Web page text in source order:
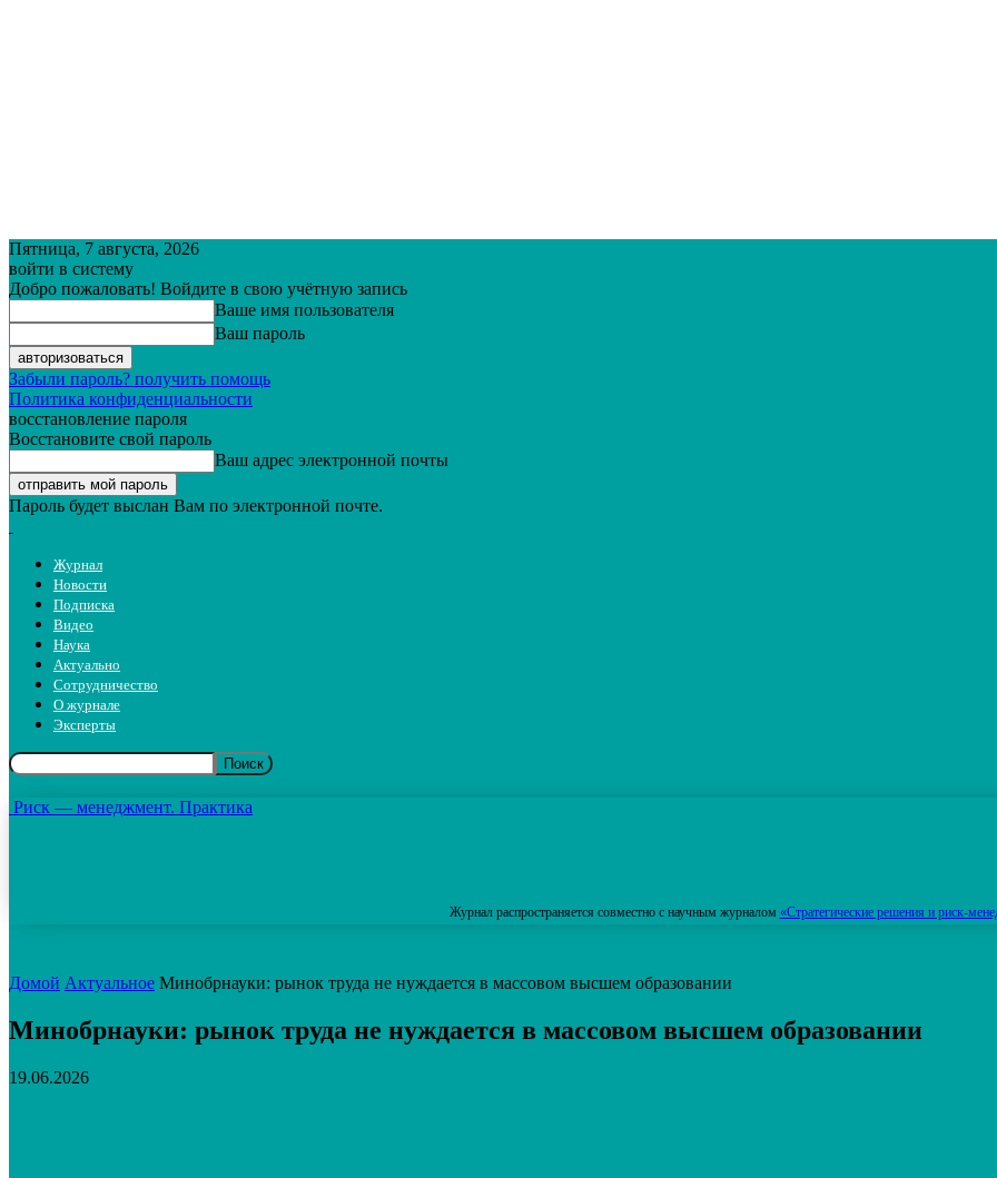
Пятница, 7 августа, 2026
войти в систему
Добро пожаловать! Войдите в свою учётную запись
Ваше имя пользователя
Ваш пароль
Забыли пароль? получить помощь
Политика конфиденциальности
восстановление пароля
Восстановите свой пароль
Ваш адрес электронной почты
Пароль будет выслан Вам по электронной почте.
Журнал
Новости
Подписка
Видео
Наука
Актуально
Сотрудничество
О журнале
Эксперты
Риск — менеджмент. Практика
Журнал распространяется совместно с научным журналом «Стратегические решения и риск-
Домой Актуальное Минобрнауки: рынок труда не нуждается в массовом высшем образовании
Минобрнауки: рынок труда не нуждается в массовом высшем образовании
19.06.2026